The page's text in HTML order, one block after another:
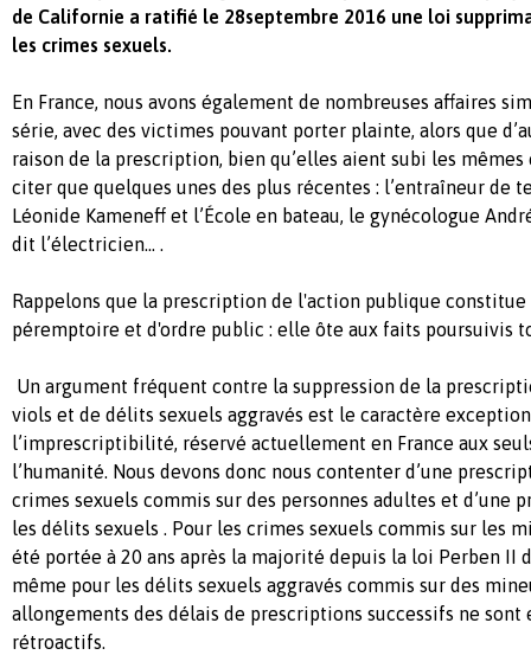
de Californie a ratifié le 28septembre 2016 une loi
les crimes sexuels.
En France, nous avons également de nombreuses affaires
série, avec des victimes pouvant porter plainte, alors que
raison de la prescription, bien qu’elles aient subi les
citer que quelques unes des plus récentes : l’entraîneur de
Léonide Kameneff et l’École en bateau, le gynécologue
dit l’électricien… .
Rappelons que la prescription de l'action publique
péremptoire et d'ordre public : elle ôte aux faits poursuivis
Un argument fréquent contre la suppression de la
viols et de délits sexuels aggravés est le caractère
l’imprescriptibilité, réservé actuellement en France aux
l’humanité. Nous devons donc nous contenter d’une
crimes sexuels commis sur des personnes adultes et d’une
les délits sexuels . Pour les crimes sexuels commis sur les
été portée à 20 ans après la majorité depuis la loi Perben II
même pour les délits sexuels aggravés commis sur des
allongements des délais de prescriptions successifs ne sont
rétroactifs.